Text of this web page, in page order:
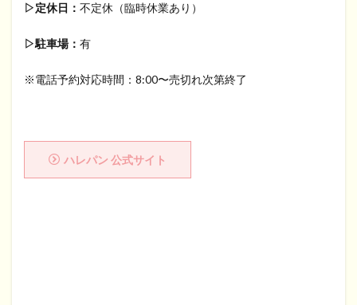
▷定休日： 不定休（臨時休業あり）
▷駐車場： 有
※電話予約対応時間：8:00〜売切れ次第終了
ハレパン 公式サイト